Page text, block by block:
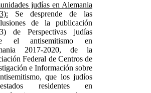
judías en Alemania
Se desprende de las
de la publicación
de Perspectivas judías
el antisemitismo en
2017-2020, de la
Federal de Centros de
e Información sobre
que los judíos
residentes en